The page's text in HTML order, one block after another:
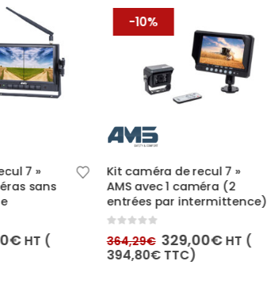
7 »
sans
€Le
prix
HT (
-10%
Kit caméra de recul 7 »
AMS avec 1 caméra (2
entrées par intermittence)
364,29€ Le
prix
initial
329,00€Le
prix
HT (
394,80€TTC)